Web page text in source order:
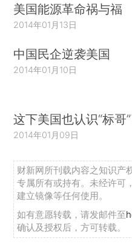
美国能源革命祸与福
2014年01月13日
中国民企逆袭美国
2014年01月10日
这下美国也认识“标哥
2014年01月09日
财新网所刊载内容之知识产
专属所有或持有。未经许可
建立镜像等任何使用。
如有意愿转载，请发邮件至
确认及授权后，方可转载。